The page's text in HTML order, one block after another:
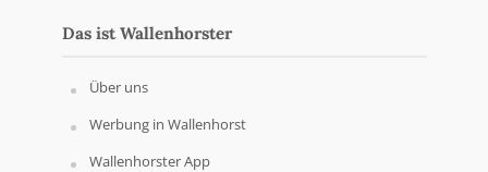
Das ist Wallenhorster
Über uns
Werbung in Wallenhorst
Wallenhorster App